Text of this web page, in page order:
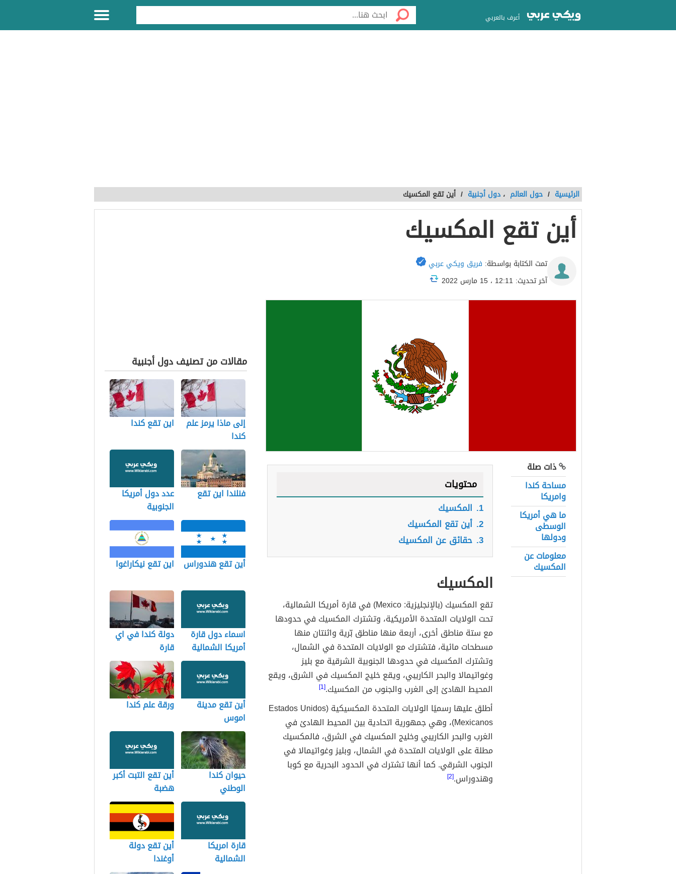
أعرف بالعربي
الرئيسية / حول العالم ، دول أجنبية / أين تقع المكسيك
أين تقع المكسيك
تمت الكتابة بواسطة: فريق ويكي عربي
آخر تحديث: 12:11 ، 15 مارس 2022
ذات صلة
مساحة كندا
وامريكا
ما هي أمريكا
الوسطى
ودولها
معلومات عن
المكسيك
محتويات
1. المكسيك
2. أين تقع المكسيك
3. حقائق عن المكسيك
المكسيك
تقع المكسيك (بالإنجليزية: Mexico) في قارة أمريكا الشمالية،
تحت الولايات المتحدة الأمريكية، وتشترك المكسيك في حدودها
مع ستة مناطق أخرى، أربعة منها مناطق بّرية واثنتان منها
مسطحات مائية، فتشترك مع الولايات المتحدة في الشمال،
وتشترك المكسيك في حدودها الجنوبية الشرقية مع بليز
وغواتيمالا والبحر الكاريبي، ويقع خليج المكسيك في الشرق، ويقع
المحيط الهادئ إلى الغرب والجنوب من المكسيك.[1]
أطلق عليها رسميًا الولايات المتحدة المكسيكية (Estados Unidos
Mexicanos)، وهي جمهورية اتحادية بين المحيط الهادئ في
الغرب والبحر الكاريبي وخليج المكسيك في الشرق، فالمكسيك
مطلة على الولايات المتحدة في الشمال، وبليز وغواتيمالا في
الجنوب الشرقي. كما أنها تشترك في الحدود البحرية مع كوبا
وهندوراس.[2]
مقالات من تصنيف دول أجنبية
إلى ماذا يرمز علم
كندا
اين تقع كندا
فنلندا اين تقع
عدد دول أمريكا
الجنوبية
أين تقع هندوراس اين تقع نيكاراغوا
اسماء دول قارة
أمريكا الشمالية
دولة كندا في اي
قارة
أين تقع مدينة
اموس
ورقة علم كندا
حيوان كندا
الوطني
أين تقع التبت أكبر
هضبة
قارة امريكا
الشمالية
أين تقع دولة
أوغندا